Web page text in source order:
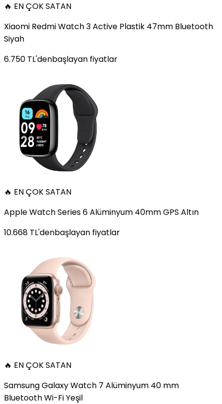
🔥 EN ÇOK SATAN
Xiaomi Redmi Watch 3 Active Plastik 47mm Bluetooth
Siyah
6.750 TL'denbaşlayan fiyatlar
🔥 EN ÇOK SATAN
Apple Watch Series 6 Alüminyum 40mm GPS Altın
10.668 TL'denbaşlayan fiyatlar
🔥 EN ÇOK SATAN
Samsung Galaxy Watch 7 Alüminyum 40 mm
Bluetooth Wi-Fi Yeşil